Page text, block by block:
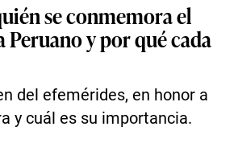
se conmemora el
Peruano y por qué cada
del efemérides, en honor a
y cuál es su importancia.